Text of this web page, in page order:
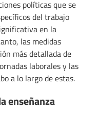
políticas que se
del trabajo
en la
las medidas
más detallada de
laborales y las
a lo largo de estas.
enseñanza